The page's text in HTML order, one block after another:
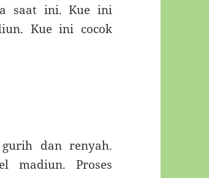
saat ini. Kue ini
Kue ini cocok
dan renyah.
madiun. Proses